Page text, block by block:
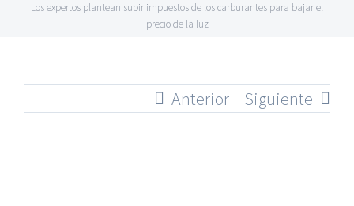
Los expertos plantean subir impuestos de los carburantes para bajar el
precio de la luz
Anterior Siguiente